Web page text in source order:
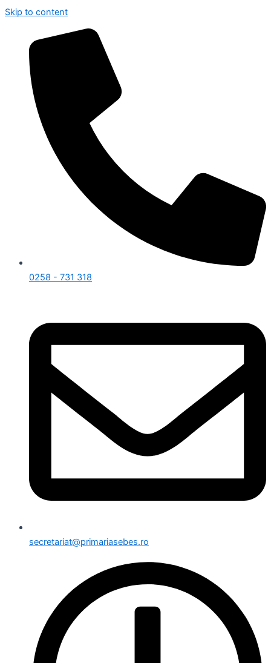
Skip to content
0258 - 731 318
secretariat@primariasebes.ro